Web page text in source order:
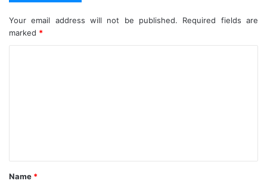
Your email address will not be published.
Required fields are
marked *
t
*
Name *